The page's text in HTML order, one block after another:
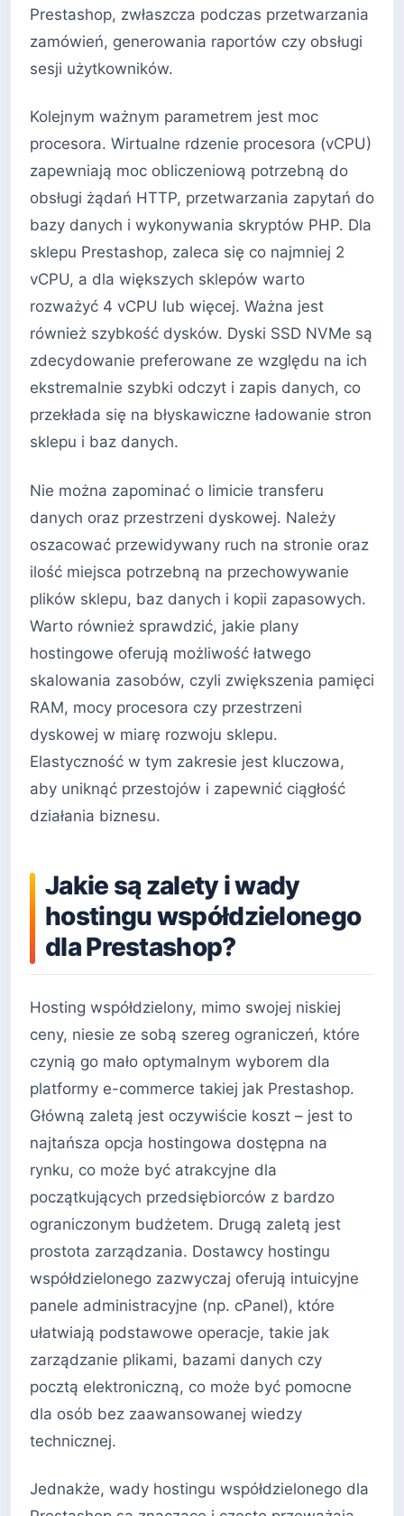
Prestashop, zwłaszcza podczas przetwarzania
zamówień, generowania raportów czy obsługi
sesji użytkowników.
Kolejnym ważnym parametrem jest moc
procesora. Wirtualne rdzenie procesora (vCPU)
zapewniają moc obliczeniową potrzebną do
obsługi żądań HTTP, przetwarzania zapytań do
bazy danych i wykonywania skryptów PHP. Dla
sklepu Prestashop, zaleca się co najmniej 2
vCPU, a dla większych sklepów warto
rozważyć 4 vCPU lub więcej. Ważna jest
również szybkość dysków. Dyski SSD NVMe są
zdecydowanie preferowane ze względu na ich
ekstremalnie szybki odczyt i zapis danych, co
przekłada się na błyskawiczne ładowanie stron
sklepu i baz danych.
Nie można zapominać o limicie transferu
danych oraz przestrzeni dyskowej. Należy
oszacować przewidywany ruch na stronie oraz
ilość miejsca potrzebną na przechowywanie
plików sklepu, baz danych i kopii zapasowych.
Warto również sprawdzić, jakie plany
hostingowe oferują możliwość łatwego
skalowania zasobów, czyli zwiększenia pamięci
RAM, mocy procesora czy przestrzeni
dyskowej w miarę rozwoju sklepu.
Elastyczność w tym zakresie jest kluczowa,
aby uniknąć przestojów i zapewnić ciągłość
działania biznesu.
Jakie są zalety i wady
hostingu współdzielonego
dla Prestashop?
Hosting współdzielony, mimo swojej niskiej
ceny, niesie ze sobą szereg ograniczeń, które
czynią go mało optymalnym wyborem dla
platformy e-commerce takiej jak Prestashop.
Główną zaletą jest oczywiście koszt – jest to
najtańsza opcja hostingowa dostępna na
rynku, co może być atrakcyjne dla
początkujących przedsiębiorców z bardzo
ograniczonym budżetem. Drugą zaletą jest
prostota zarządzania. Dostawcy hostingu
współdzielonego zazwyczaj oferują intuicyjne
panele administracyjne (np. cPanel), które
ułatwiają podstawowe operacje, takie jak
zarządzanie plikami, bazami danych czy
pocztą elektroniczną, co może być pomocne
dla osób bez zaawansowanej wiedzy
technicznej.
Jednakże, wady hostingu współdzielonego dla